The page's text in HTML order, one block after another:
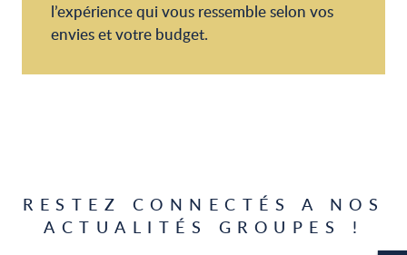
l’expérience qui vous ressemble selon vos
envies et votre budget.
VENDANGES ETOILEES
RESTEZ CONNECTÉS A NOS
ACTUALITÉS GROUPES !